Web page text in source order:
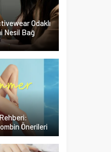
Odaklı
Nesil Bağ
Önerileri